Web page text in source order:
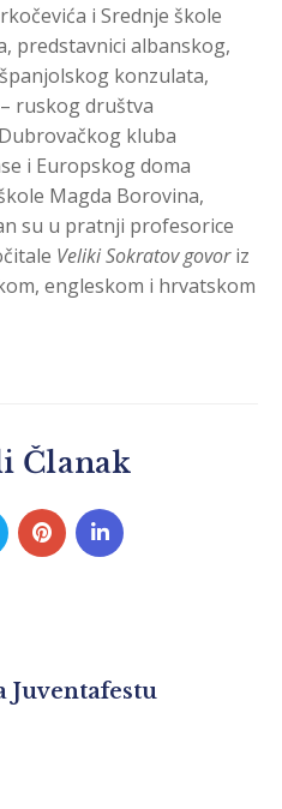
i Srednje škole
predstavnici albanskog,
konzulata,
ruskog društva
kluba
i Europskog doma
Magda Borovina,
su u pratnji profesorice
VelikiSokratov govoriz
engleskom i hrvatskom
Članak
Juventafestu